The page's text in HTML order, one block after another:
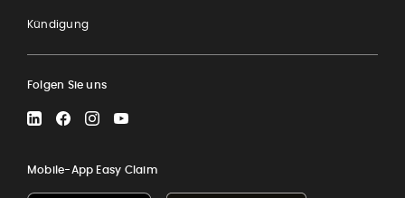
Kündigung
Folgen Sie uns
LinkedInFacebookInstagramYouTube
Mobile-App Easy Claim